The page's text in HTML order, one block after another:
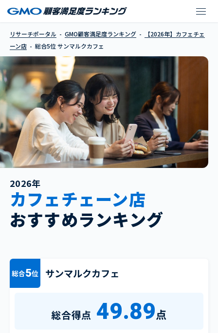
リサーチポータル GMO顧客満足度ランキング
【2026年】カフェチェ
ーン店
総合5位 サンマルクカフェ
2026年
カフェチェーン店
おすすめランキング
総合5位 サンマルクカフェ
総合得点 49.89点